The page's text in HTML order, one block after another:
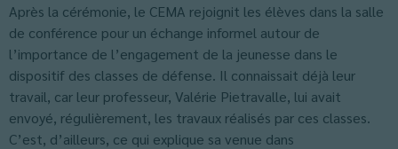
Après la cérémonie, le CEMA rejoignit les élèves dans la salle
de conférence pour un échange informel autour de
l’importance de l’engagement de la jeunesse dans le
dispositif des classes de défense. Il connaissait déjà leur
travail, car leur professeur, Valérie Pietravalle, lui avait
envoyé, régulièrement, les travaux réalisés par ces classes.
C’est, d’ailleurs, ce qui explique sa venue dans